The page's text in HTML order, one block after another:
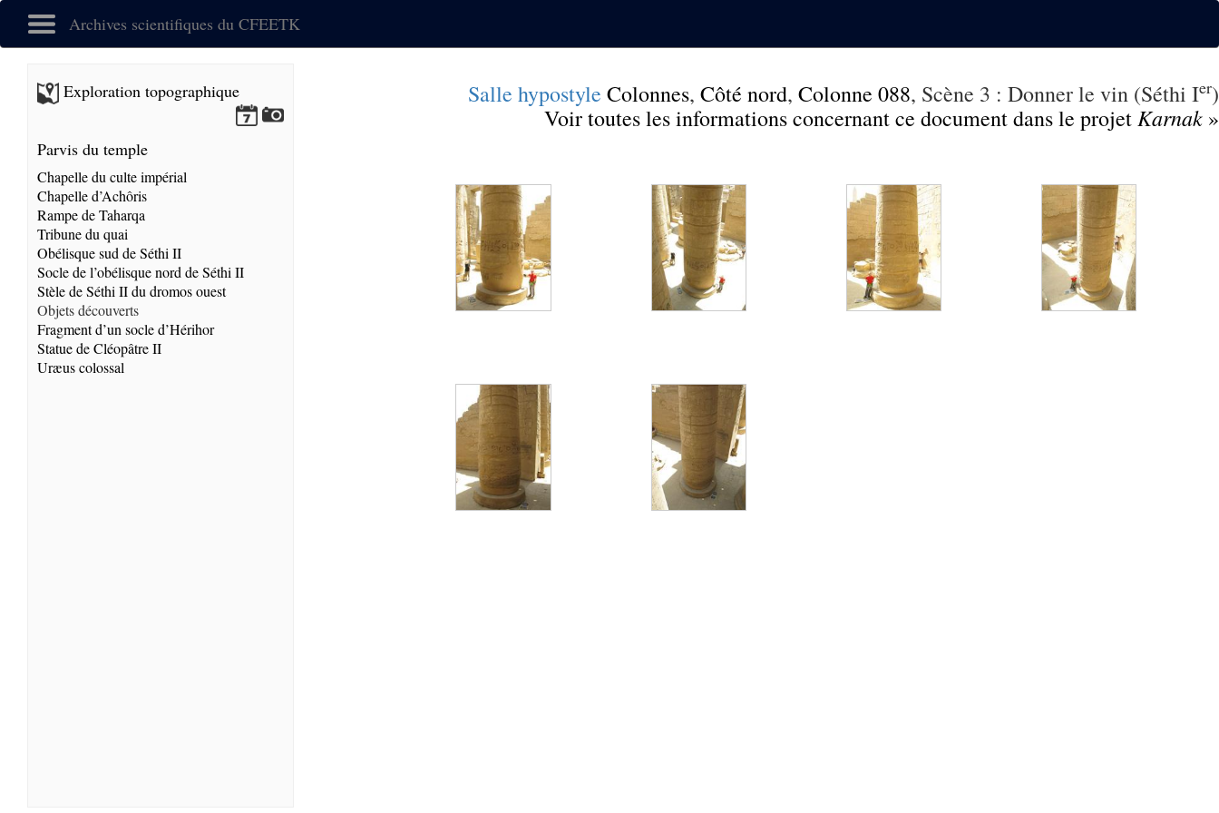
Archives scientifiques du CFEETK
Salle hypostyle Colonnes, Côté nord, Colonne 088, Scène 3 : Donner le vin (Séthi Ier)
Voir toutes les informations concernant ce document dans le projet Karnak »
Exploration topographique
Parvis du temple
Chapelle du culte impérial
Chapelle d’Achôris
Rampe de Taharqa
Tribune du quai
Obélisque sud de Séthi II
Socle de l’obélisque nord de Séthi II
Stèle de Séthi II du dromos ouest
Objets découverts
Fragment d’un socle d’Hérihor
Statue de Cléopâtre II
Uræus colossal